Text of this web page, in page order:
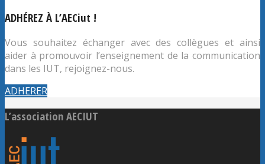
ADHÉREZ À L’AECiut !
Vous souhaitez échanger avec des collègues et ainsi
aider à promouvoir l’enseignement de la communication
dans les IUT, rejoignez-nous.
ADHERER
L’association AECIUT